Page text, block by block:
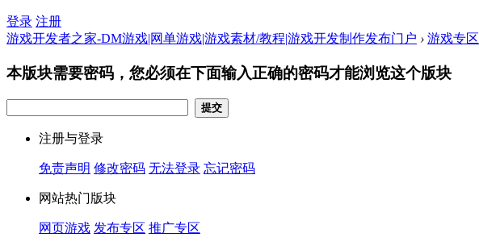
登录 注册
游戏开发者之家-DM游戏|网单游戏|游戏素材/教程|游戏开发制作发布门户 › 游戏专区
本版块需要密码，您必须在下面输入正确的密码才能浏览这个版块
提交
注册与登录
免责声明 修改密码 无法登录 忘记密码
网站热门版块
网页游戏 发布专区 推广专区